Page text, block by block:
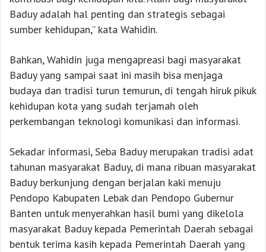
Baduy adalah hal penting dan strategis sebagai
sumber kehidupan,” kata Wahidin.
Bahkan, Wahidin juga mengapreasi bagi masyarakat
Baduy yang sampai saat ini masih bisa menjaga
budaya dan tradisi turun temurun, di tengah hiruk pikuk
kehidupan kota yang sudah terjamah oleh
perkembangan teknologi komunikasi dan informasi.
Sekadar informasi, Seba Baduy merupakan tradisi adat
tahunan masyarakat Baduy, di mana ribuan masyarakat
Baduy berkunjung dengan berjalan kaki menuju
Pendopo Kabupaten Lebak dan Pendopo Gubernur
Banten untuk menyerahkan hasil bumi yang dikelola
masyarakat Baduy kepada Pemerintah Daerah sebagai
bentuk terima kasih kepada Pemerintah Daerah yang